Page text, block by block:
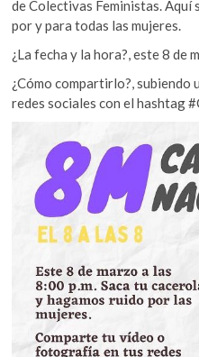
de Colectivas Feministas. Aquí
por y para todas las mujeres.
¿La fecha y la hora?, este 8 de
¿Cómo compartirlo?,
redes sociales con el hashtag